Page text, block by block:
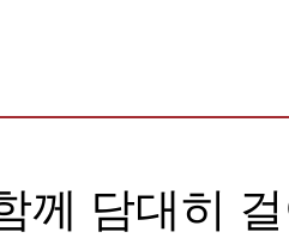
께 담대히